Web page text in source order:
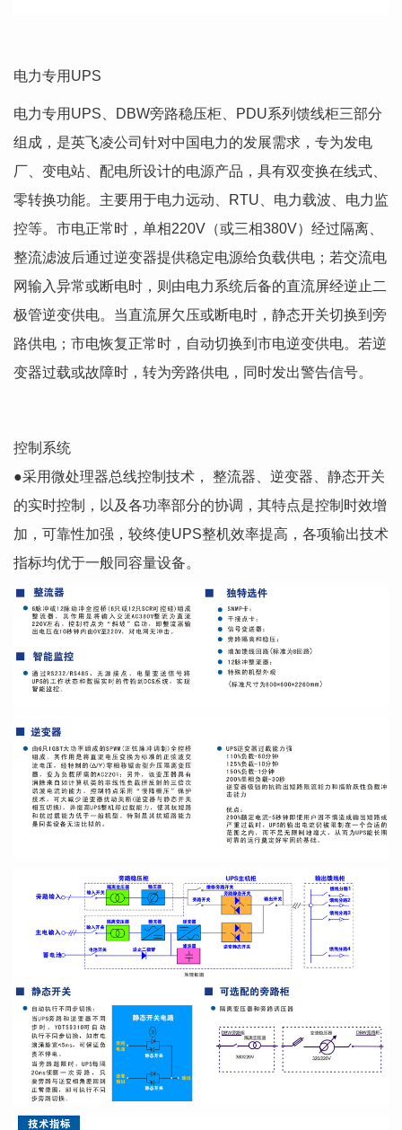
电力专用UPS
电力专用UPS、DBW旁路稳压柜、PDU系列馈线柜三部分
组成，是英飞凌公司针对中国电力的发展需求，专为发电
厂、变电站、配电所设计的电源产品，具有双变换在线式、
零转换功能。主要用于电力远动、RTU、电力载波、电力监
控等。市电正常时，单相220V（或三相380V）经过隔离、
整流滤波后通过逆变器提供稳定电源给负载供电；若交流电
网输入异常或断电时，则由电力系统后备的直流屏经逆止二
极管逆变供电。当直流屏欠压或断电时，静态开关切换到旁
路供电；市电恢复正常时，自动切换到市电逆变供电。若逆
变器过载或故障时，转为旁路供电，同时发出警告信号。
控制系统
●采用微处理器总线控制技术， 整流器、逆变器、静态开关
的实时控制，以及各功率部分的协调，其特点是控制时效增
加，可靠性加强，较终使UPS整机效率提高，各项输出技术
指标均优于一般同容量设备。